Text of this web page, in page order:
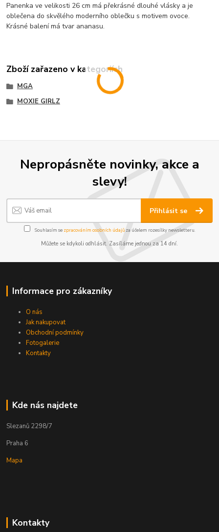
Panenka ve velikosti 26 cm má překrásné dlouhé vlásky a je
oblečena do skvělého moderního oblečku s motivem ovoce.
Krásné balení má tvar ananasu.
Zboží zařazeno v kategoriích
MGA
MOXIE GIRLZ
Nepropásněte novinky, akce a
slevy!
Přihlásit se
Souhlasím se zpracováním osobních údajůza účelem rozesílky newsletteru.
Můžete se kdykoli odhlásit. Zasíláme jednou za 14 dní.
Informace pro zákazníky
O nás
Jak nakupovat
Obchodní podmínky
Fotogalerie
Kontakty
Kde nás najdete
Slezanů 2298/7
Praha 6
Mapa
Kontakty